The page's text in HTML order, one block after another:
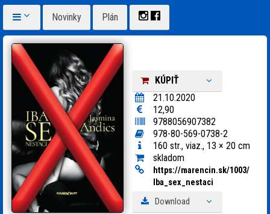
Novinky Plán
KÚPIŤ
21.10.2020
12,90
9788056907382
978-80-569-0738-2
160 str., viaz., 13 × 20 cm
skladom
https://marencin.sk/1003/
Iba_ sex_ nestaci
Download